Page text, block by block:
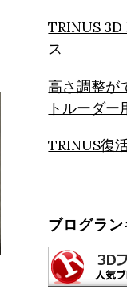
TRINUS
ス
高さ調整が
トルーダー
TRINUS復
ブログラ